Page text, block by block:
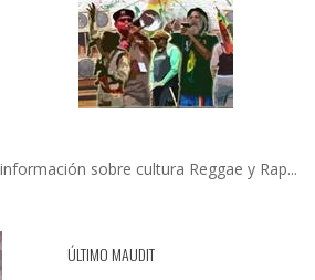
sobre cultura Reggae y Rap...
ÚLTIMO MAUDIT